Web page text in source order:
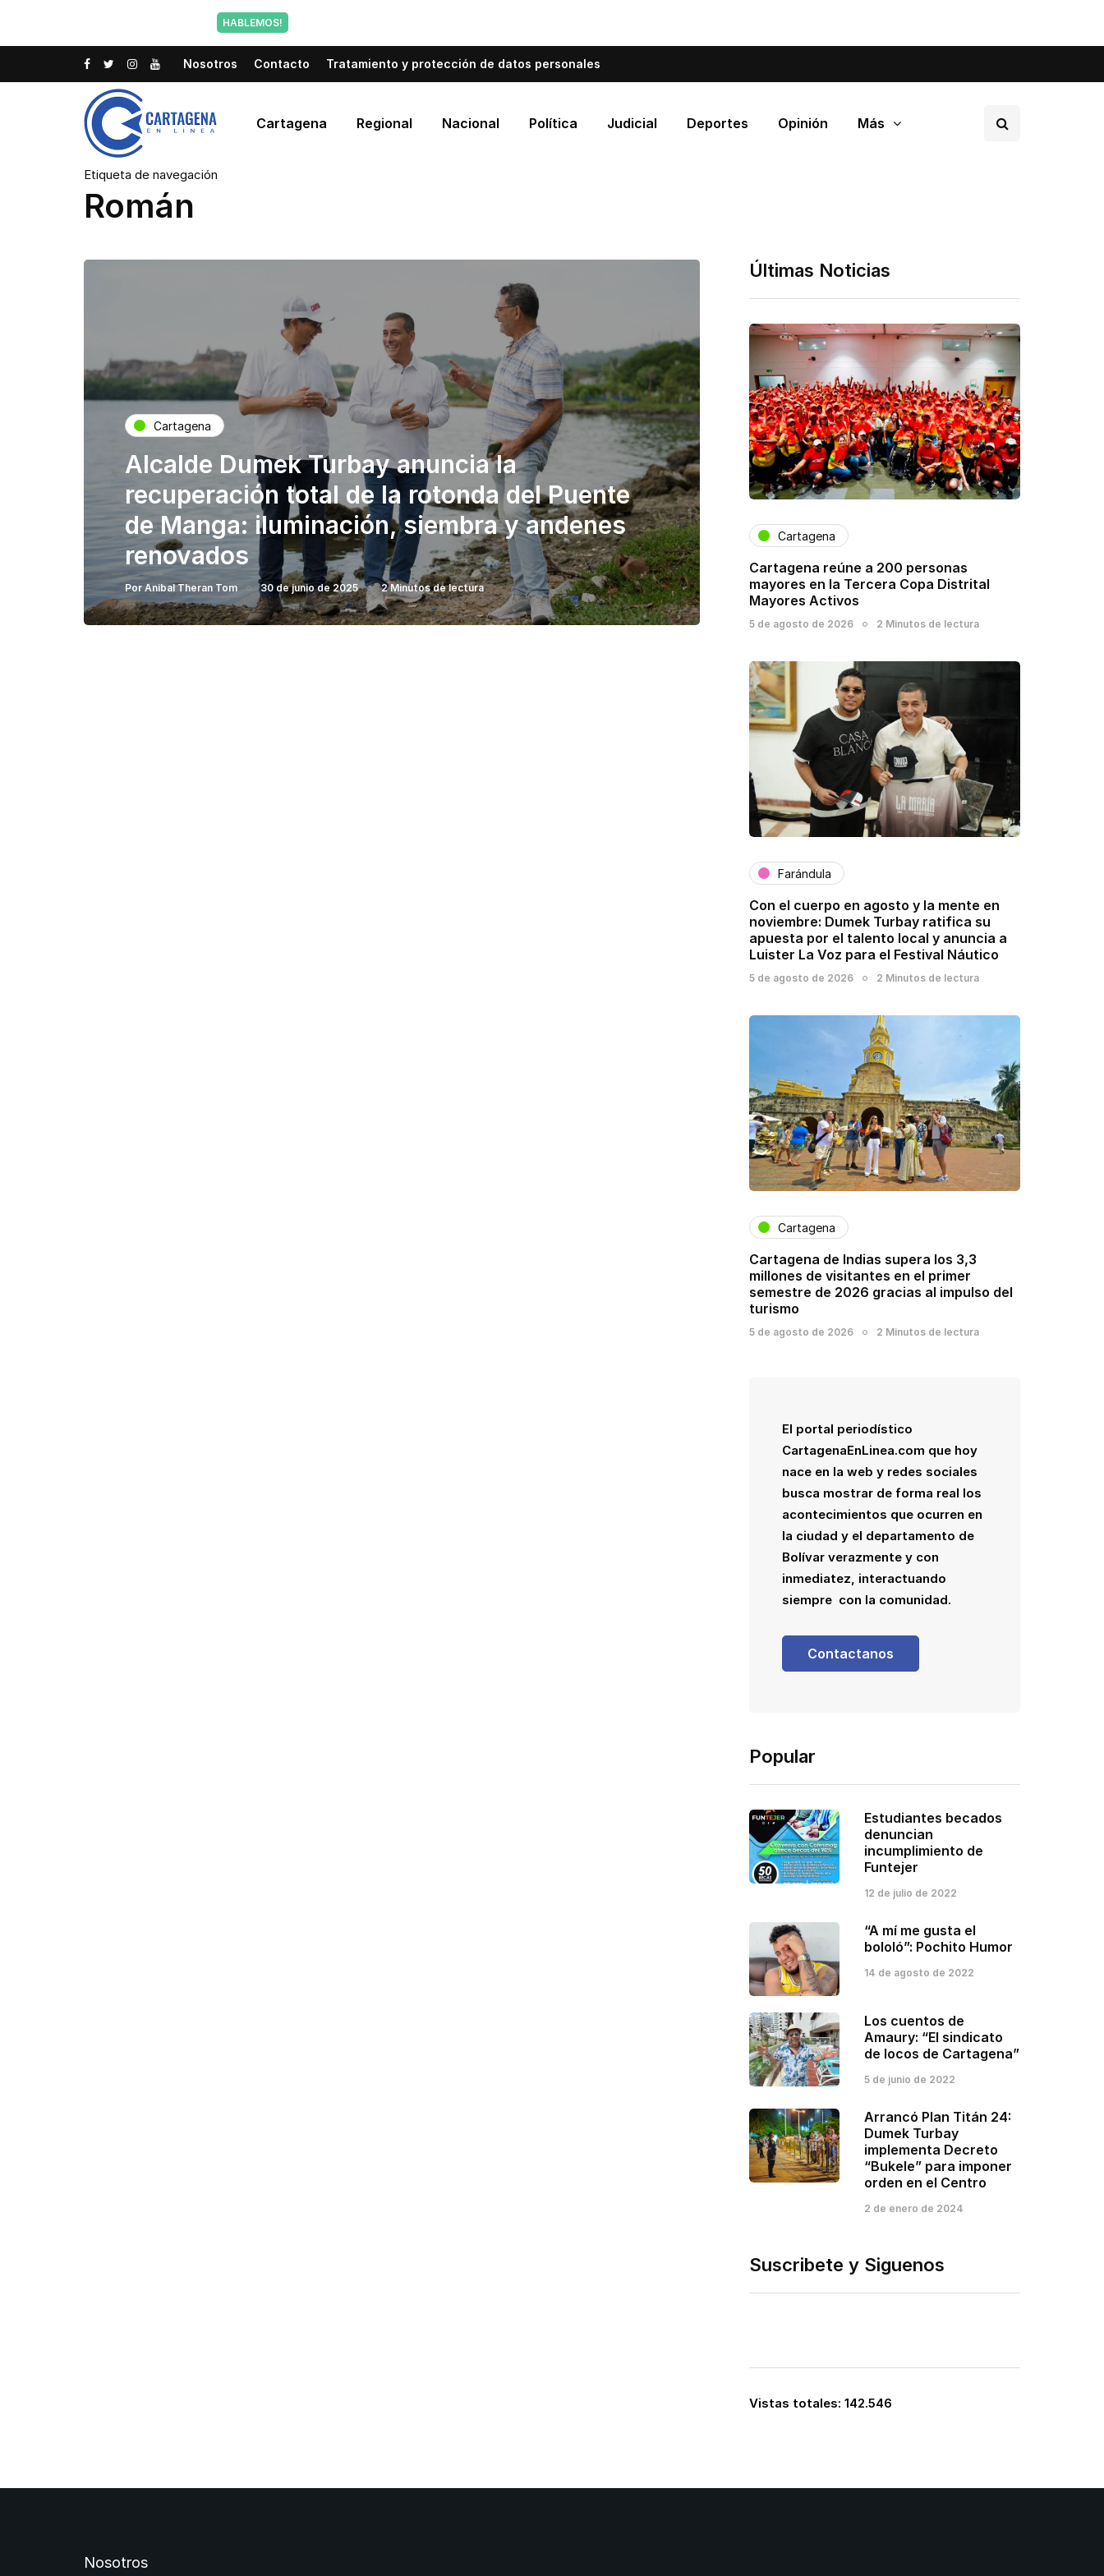
HABLEMOS!
Nosotros Contacto Tratamiento y protección de datos personales
Cartagena Regional Nacional Política Judicial Deportes Opinión Más
Etiqueta de navegación
Román
Cartagena
Alcalde Dumek Turbay anuncia la
recuperación total de la rotonda del Puente
de Manga: iluminación, siembra y andenes
renovados
Por Anibal Theran Tom 30 de junio de 2025 2 Minutos de lectura
Últimas Noticias
Cartagena
Cartagena reúne a 200 personas
mayores en la Tercera Copa Distrital
Mayores Activos
5 de agosto de 2026 2 Minutos de lectura
Farándula
Con el cuerpo en agosto y la mente en
noviembre: Dumek Turbay ratifica su
apuesta por el talento local y anuncia a
Luister La Voz para el Festival Náutico
5 de agosto de 2026 2 Minutos de lectura
Cartagena
Cartagena de Indias supera los 3,3
millones de visitantes en el primer
semestre de 2026 gracias al impulso del
turismo
5 de agosto de 2026 2 Minutos de lectura
El portal periodístico
CartagenaEnLinea.com que hoy
nace en la web y redes sociales
busca mostrar de forma real los
acontecimientos que ocurren en
la ciudad y el departamento de
Bolívar verazmente y con
inmediatez, interactuando
siempre con la comunidad.
Contactanos
Popular
Estudiantes becados
denuncian
incumplimiento de
Funtejer
12 de julio de 2022
“A mí me gusta el
bololó”: Pochito Humor
14 de agosto de 2022
Los cuentos de
Amaury: “El sindicato
de locos de Cartagena”
5 de junio de 2022
Arrancó Plan Titán 24:
Dumek Turbay
implementa Decreto
“Bukele” para imponer
orden en el Centro
2 de enero de 2024
Suscribete y Siguenos
Vistas totales: 142.546
Nosotros